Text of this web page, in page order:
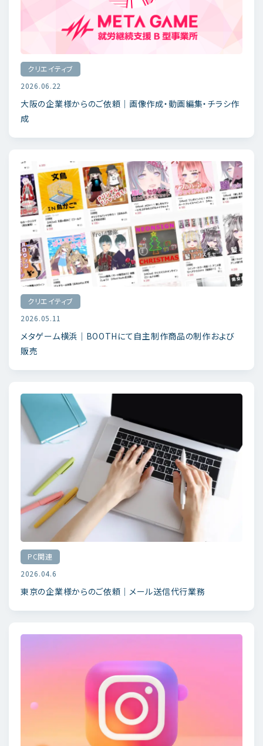
クリエイティブ
2026.06.22
大阪の企業様からのご依頼｜画像作成・動画編集・チラシ作
成
クリエイティブ
2026.05.11
メタゲーム横浜｜BOOTHにて自主制作商品の制作および
販売
PC関連
2026.04.6
東京の企業様からのご依頼｜メール送信代行業務